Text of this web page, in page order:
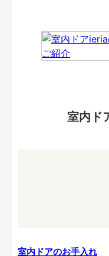
室内ド
室内ドアのお手入れ